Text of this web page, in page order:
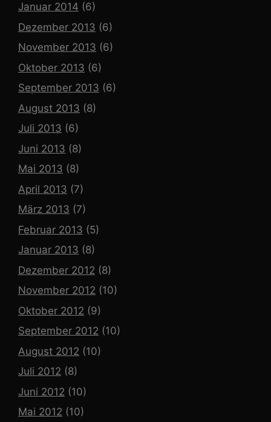
Januar 2014 (6)
Dezember 2013 (6)
November 2013 (6)
Oktober 2013 (6)
September 2013 (6)
August 2013 (8)
Juli 2013 (6)
Juni 2013 (8)
Mai 2013 (8)
April 2013 (7)
März 2013 (7)
Februar 2013 (5)
Januar 2013 (8)
Dezember 2012 (8)
November 2012 (10)
Oktober 2012 (9)
September 2012 (10)
August 2012 (10)
Juli 2012 (8)
Juni 2012 (10)
Mai 2012 (10)